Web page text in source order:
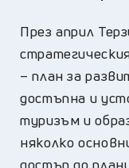
През април
– план за
достъпна и
туризъм и
няколко